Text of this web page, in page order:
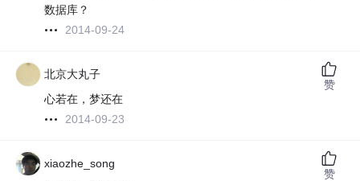
数据库？
2014-09-24
北京大丸子
心若在，梦还在
2014-09-23
赞
xiaozhe_song
赞